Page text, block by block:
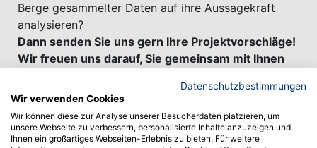
Berge gesammelter Daten auf ihre Aussagekraft
analysieren?
Dann senden Sie uns gern Ihre Projektvorschläge!
Wir freuen uns darauf, Sie gemeinsam mit Ihnen
Aktuelle Projekte (Master DPM und DEC)
Datenschutzbestimmungen
Wir verwenden Cookies
Wir können diese zur Analyse unserer Besucherdaten platzieren, um
unsere Webseite zu verbessern, personalisierte Inhalte anzuzeigen und
Ihnen ein großartiges Webseiten-Erlebnis zu bieten. Für weitere